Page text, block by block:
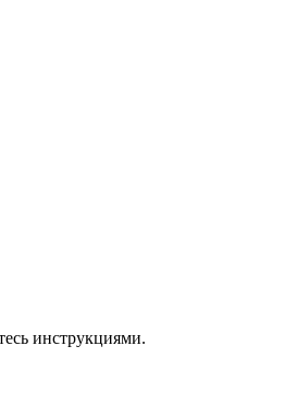
инструкциями.